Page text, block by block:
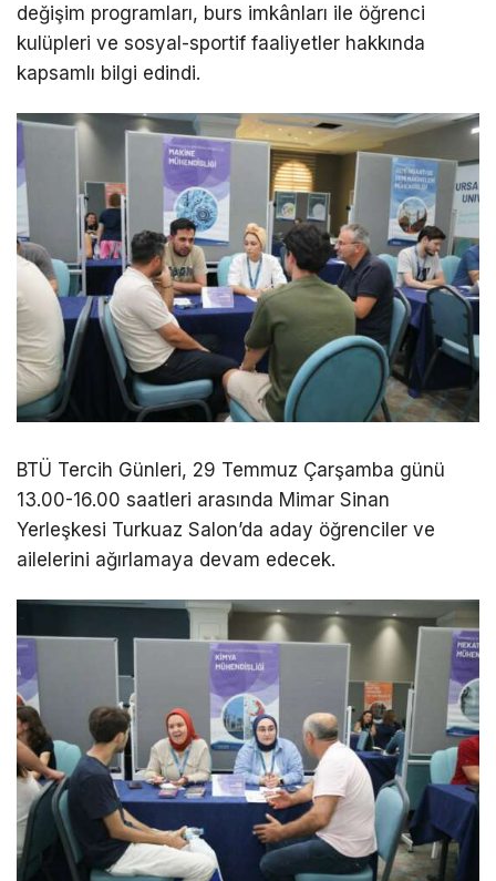
değişim programları, burs imkânları ile öğrenci
kulüpleri ve sosyal-sportif faaliyetler hakkında
kapsamlı bilgi edindi.
BTÜ Tercih Günleri, 29 Temmuz Çarşamba günü
13.00-16.00 saatleri arasında Mimar Sinan
Yerleşkesi Turkuaz Salon’da aday öğrenciler ve
ailelerini ağırlamaya devam edecek.